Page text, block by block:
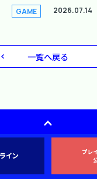
GAME 2026.07.14
一覧へ戻る